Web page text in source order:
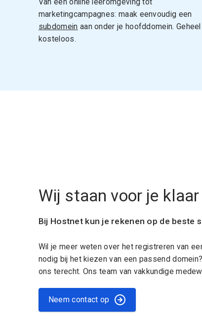
marketingcampagnes: maak eenvoudig een
subdomein aan onder je hoofddomein. Geheel
kosteloos.
Wij staan voor je klaar
Bij Hostnet kun je rekenen op de beste
Wil je meer weten over het registreren van
nodig bij het kiezen van een passend
ons terecht. Ons team van vakkundige
Neem contact op